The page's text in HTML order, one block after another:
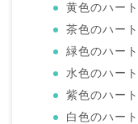
黄色のハート
茶色のハート
緑色のハート
水色のハート
紫色のハート
白色のハート